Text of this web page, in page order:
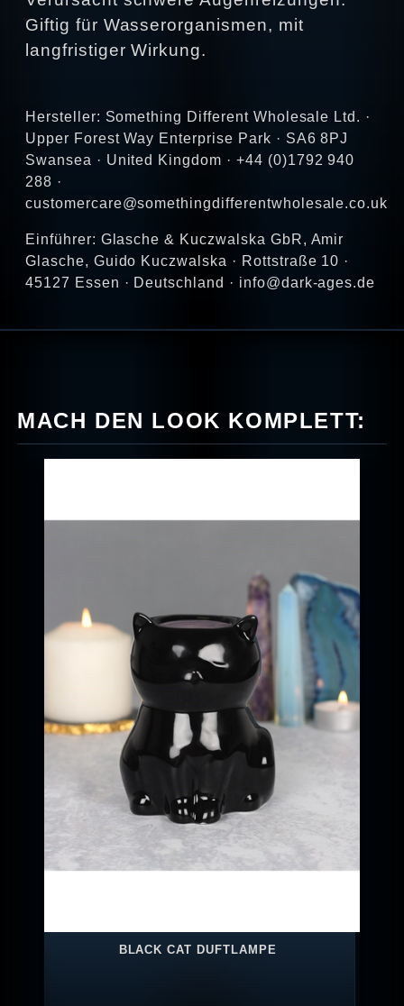
Giftig für Wasserorganismen, mit
langfristiger Wirkung.
Hersteller: Something Different Wholesale Ltd. ·
Upper Forest Way Enterprise Park · SA6 8PJ
Swansea · United Kingdom · +44 (0)1792 940
288 ·
customercare@somethingdifferentwholesale.co.uk
Einführer: Glasche & Kuczwalska GbR, Amir
Glasche, Guido Kuczwalska · Rottstraße 10 ·
45127 Essen · Deutschland · info@dark-ages.de
MACH DEN LOOK KOMPLETT:
BLACK CAT DUFTLAMPE